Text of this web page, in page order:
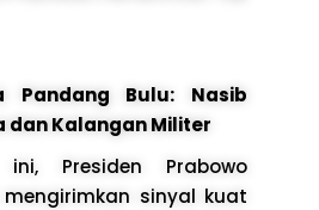
Pandang Bulu: Nasib
dan Kalangan Militer
Presiden Prabowo
sinyal kuat